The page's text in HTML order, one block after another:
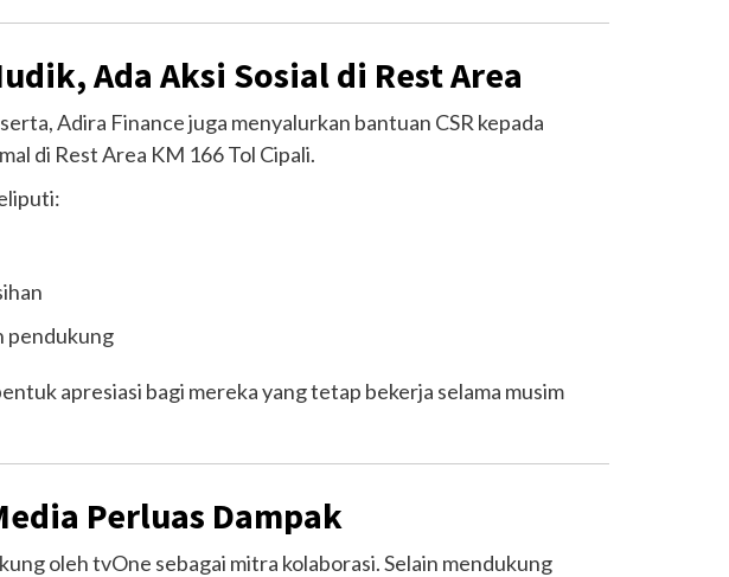
Ada Aksi Sosial di Rest Area
Adira Finance juga menyalurkan bantuan CSR kepada
di Rest Area KM 166 Tol Cipali.
pendukung
apresiasi bagi mereka yang tetap bekerja selama musim
Perluas Dampak
oleh tvOne sebagai mitra kolaborasi. Selain mendukung